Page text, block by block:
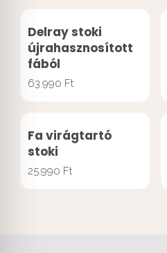
Delray stoki
újrahasznosított
fából
63.990 Ft
Fa virágtartó
stoki
25.990 Ft